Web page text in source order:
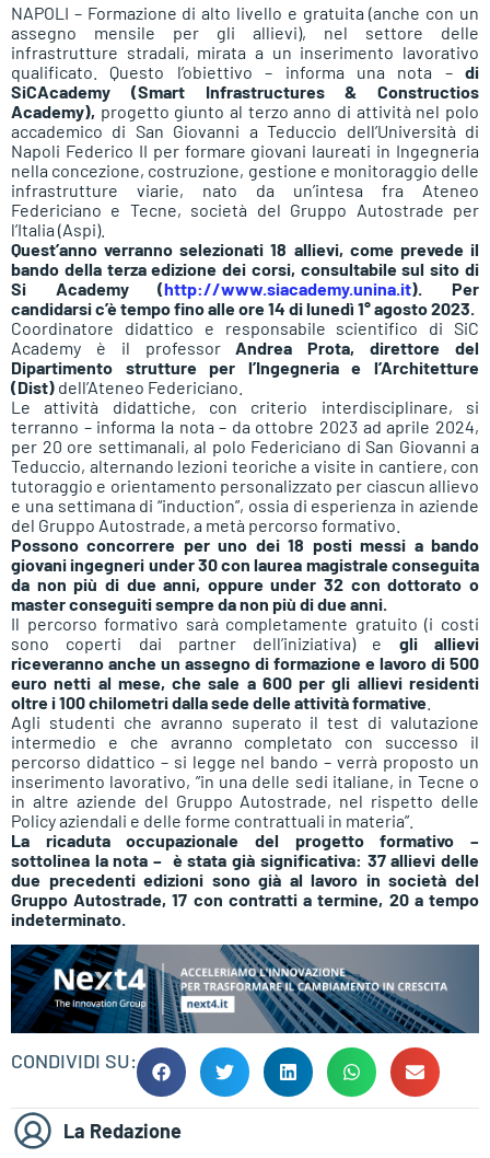
NAPOLI – Formazione di alto livello e gratuita (anche con un
assegno mensile per gli allievi), nel settore delle
infrastrutture stradali, mirata a un inserimento lavorativo
qualificato. Questo l’obiettivo – informa una nota –di
SiCAcademy (Smart Infrastructures & Constructios
Academy), progetto giunto al terzo anno di attività nel polo
accademico di San Giovanni a Teduccio dell’Università di
Napoli Federico II per formare giovani laureati in Ingegneria
nella concezione, costruzione, gestione e monitoraggio delle
infrastrutture viarie, nato da un’intesa fra Ateneo
Federiciano e Tecne, società del Gruppo Autostrade per
l’Italia (Aspi).
Quest’anno verranno selezionati 18 allievi, come prevede il
bando della terza edizione dei corsi, consultabile sul sito di
Si Academy (http://www.siacademy.unina.it). Per
candidarsi c’è tempo fino alle ore 14 di lunedì 1° agosto 2023.
Coordinatore didattico e responsabile scientifico di SiC
Academy è il professorAndrea Prota, direttore del
Dipartimento strutture per l’Ingegneria e l’Architetture
(Dist) dell’Ateneo Federiciano.
Le attività didattiche, con criterio interdisciplinare, si
terranno – informa la nota – da ottobre 2023 ad aprile 2024,
per 20 ore settimanali, al polo Federiciano di San Giovanni a
Teduccio, alternando lezioni teoriche a visite in cantiere, con
tutoraggio e orientamento personalizzato per ciascun allievo
e una settimana di “induction”, ossia di esperienza in aziende
del Gruppo Autostrade, a metà percorso formativo.
Possono concorrere per uno dei 18 posti messi a bando
giovani ingegneri under 30 con laurea magistrale conseguita
da non più di due anni, oppure under 32 con dottorato o
master conseguiti sempre da non più di due anni.
Il percorso formativo sarà completamente gratuito (i costi
sono coperti dai partner dell’iniziativa) e gli allievi
riceveranno anche un assegno di formazione e lavoro di 500
euro netti al mese, che sale a 600 per gli allievi residenti
oltre i 100 chilometri dalla sede delle attività formative
Agli studenti che avranno superato il test di valutazione
intermedio e che avranno completato con successo il
percorso didattico – si legge nel bando – verrà proposto un
inserimento lavorativo, ”in una delle sedi italiane, in Tecne o
in altre aziende del Gruppo Autostrade, nel rispetto delle
Policy aziendali e delle forme contrattuali in materia”.
La ricaduta occupazionale del progetto formativo –
sottolinea la nota – è stata già significativa: 37 allievi delle
due precedenti edizioni sono già al lavoro in società del
Gruppo Autostrade, 17 con contratti a termine, 20 a tempo
indeterminato.
CONDIVIDI SU:
La Redazione